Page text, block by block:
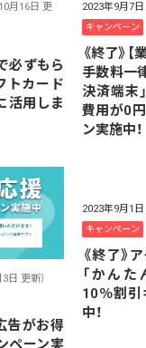
月16日 更
必ずもら
トカード
活用しま
2023年9月7日
キャンペーン
《終了》
手数料一
決済端末
費用が0
ン実施中！
日 更新）
告がお得
ペーン実
2023年9月1日
キャンペーン
《終了》
「かんた
10％割引
中！